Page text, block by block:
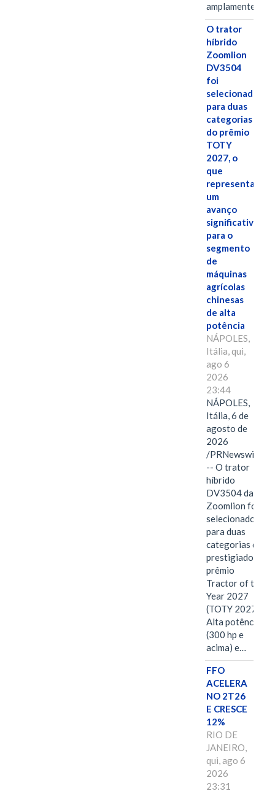
amplamente…
O trator
híbrido
Zoomlion
DV3504
foi
selecionado
para duas
categorias
do prêmio
TOTY
2027, o
que
representa
um
avanço
significativo
para o
segmento
de
máquinas
agrícolas
chinesas
de alta
potência
NÁPOLES,
Itália, qui,
ago 6
2026
23:44
NÁPOLES,
Itália, 6 de
agosto de
2026
/PRNewswire/
-- O trator
híbrido
DV3504 da
Zoomlion foi
selecionado
para duas
categorias do
prestigiado
prêmio
Tractor of the
Year 2027
(TOTY 2027:
Alta potência
(300 hp e
acima) e…
FFO
ACELERA
NO 2T26
E CRESCE
12%
RIO DE
JANEIRO,
qui, ago 6
2026
23:31